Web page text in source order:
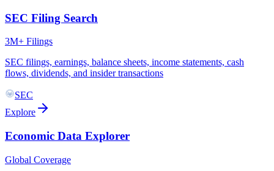
SEC Filing Search
3M+ Filings
SEC filings, earnings, balance sheets, income statements, cash
flows, dividends, and insider transactions
SEC
Explore
Economic Data Explorer
Global Coverage